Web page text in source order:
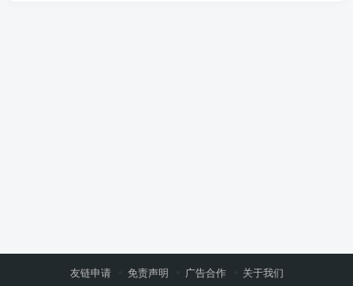
友链申请 免责声明 广告合作 关于我们